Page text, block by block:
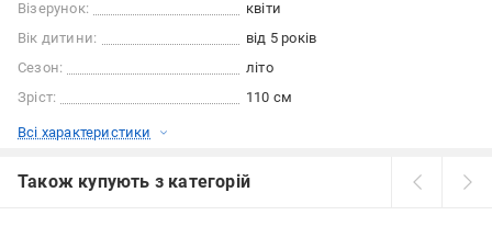
Візерунок:
квіти
Вік дитини:
від 5 років
Сезон:
літо
Зріст:
110 см
Всі характеристики
Також купують з категорій